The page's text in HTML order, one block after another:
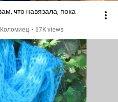
что навязала, пока
• 67K views